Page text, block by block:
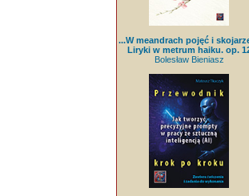
...W meandrach pojęć i
Liryki w metrum haiku. op.
Bolesław Bieniasz